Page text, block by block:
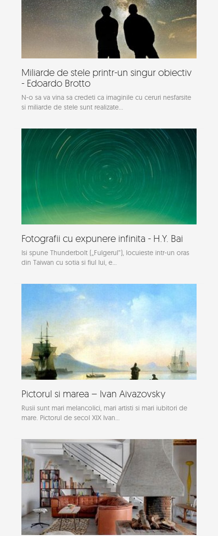
Miliarde de stele printr-un singur obiectiv
- Edoardo Brotto
N-o sa va vina sa credeti ca imaginile cu ceruri nesfarsite
si miliarde de stele sunt realizate...
Fotografii cu expunere infinita - H.Y. Bai
Isi spune Thunderbolt („Fulgerul”), locuieste intr-un oras
din Taiwan cu sotia si fiul lui, e...
Pictorul si marea – Ivan Aivazovsky
Rusii sunt mari melancolici, mari artisti si mari iubitori de
mare. Pictorul de secol XIX Ivan...